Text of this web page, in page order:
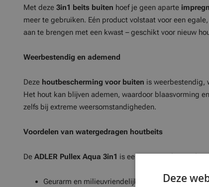
Met deze 3in1 beits buiten hoef je geen aparte
meer te gebruiken. Eén product volstaat voor een
aan te brengen met een kwast – geschikt voor nieuw
Weerbestendig en ademend
Deze houtbescherming voor buiten is weerbestendig,
Het hout kan blijven ademen, waardoor blaasvorming
zelfs bij extreme weersomstandigheden.
Voordelen van watergedragen houtbeits
De ADLER Pullex Aqua 3in1 is eenwatergedragen
Geurarm en milieuvriendelijk (minder VOS)
Deze